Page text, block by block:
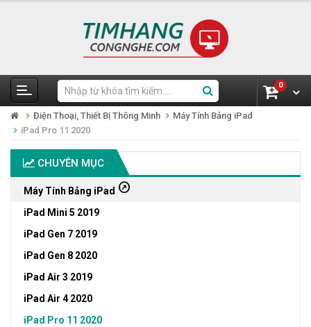
0
Điện Thoại, Thiết Bị Thông Minh
Máy Tính Bảng iPad
iPad Pro 11 2020
CHUYÊN MỤC
Máy Tính Bảng iPad outbound
iPad Mini 5 2019
iPad Gen 7 2019
iPad Gen 8 2020
iPad Air 3 2019
iPad Air 4 2020
iPad Pro 11 2020